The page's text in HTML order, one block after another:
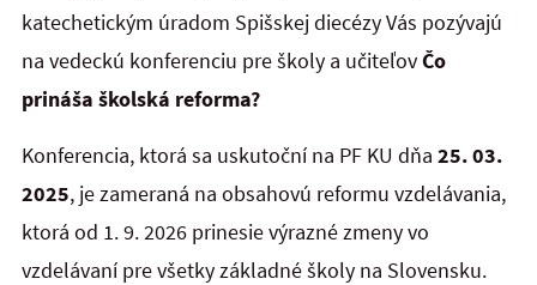
katechetickým úradom Spišskej diecézy Vás pozývajú
na vedeckú konferenciu pre školy a učiteľovČo
prináša školská reforma?
Konferencia, ktorá sa uskutoční na PF KU dňa 25. 03.
2025, je zameraná na obsahovú reformu vzdelávania,
ktorá od 1. 9. 2026 prinesie výrazné zmeny vo
vzdelávaní pre všetky základné školy na Slovensku.